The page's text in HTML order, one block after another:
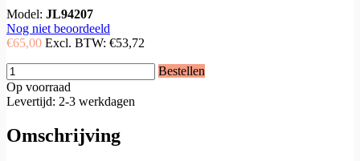
Model: JL94207
Nog niet beoordeeld
€65,00 Excl. BTW: €53,72
Bestellen
Op voorraad
Levertijd: 2-3 werkdagen
Omschrijving